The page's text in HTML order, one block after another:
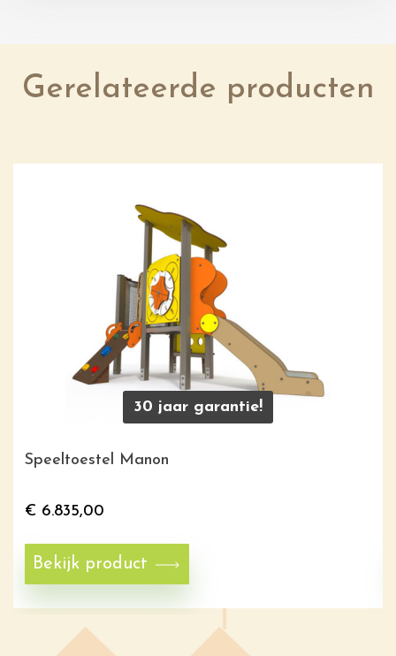
Gerelateerde producten
30 jaar garantie!
Speeltoestel Manon
€ 6.835,00
Bekijk product